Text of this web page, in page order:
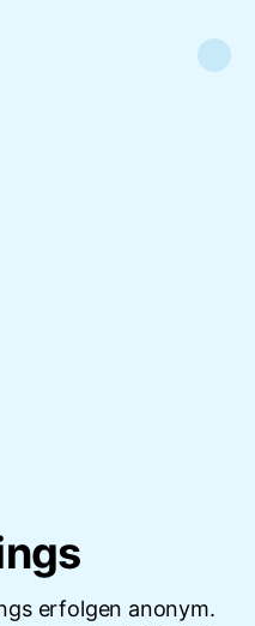
erfolgen anonym.